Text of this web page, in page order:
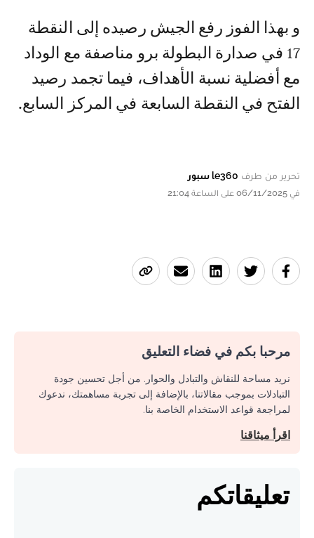
و بهذا الفوز رفع الجيش رصيده إلى النقطة
17 في صدارة البطولة برو مناصفة مع الوداد
مع أفضلية نسبة الأهداف، فيما تجمد رصيد
الفتح في النقطة السابعة في المركز السابع.
تحرير من طرف le360 سبور
في 06/11/2025 على الساعة 21:04
مرحبا بكم في فضاء التعليق
نريد مساحة للنقاش والتبادل والحوار. من أجل تحسين جودة
التبادلات بموجب مقالاتنا، بالإضافة إلى تجربة مساهمتك، ندعوك
لمراجعة قواعد الاستخدام الخاصة بنا.
اقرأ ميثاقنا
تعليقاتكم